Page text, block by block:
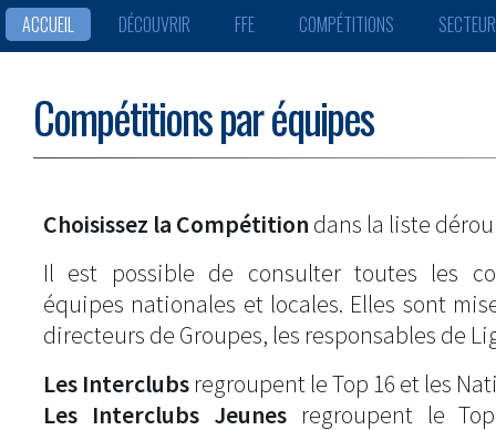
ACCUEIL DÉCOUVRIR FFE COMPÉTITIONS
Compétitions par équipes
Choisissez la Compétition dans la liste
Il est possible de consulter toutes les
équipes nationales et locales. Elles sont
directeurs de Groupes, les responsables de
Les Interclubs regroupent le Top 16 et les
Les Interclubs Jeunesregroupent le